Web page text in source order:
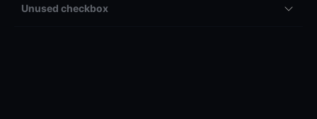
Unused checkbox